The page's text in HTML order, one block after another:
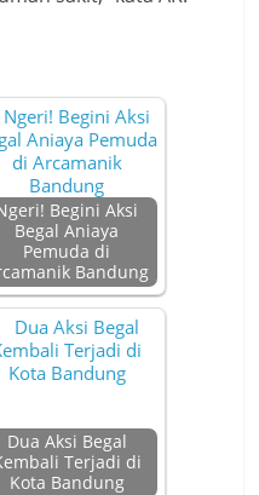
Begini Aksi
Begal Aniaya
Pemuda di
Bandung
Dua Aksi Begal
Terjadi di
Kota Bandung